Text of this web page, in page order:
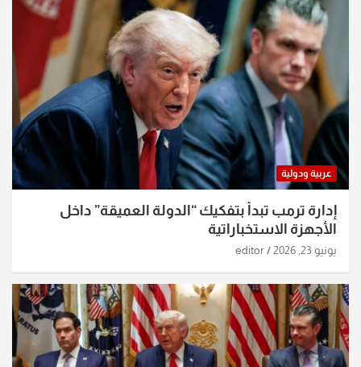
عربية ودولية
إدارة ترمب تبدأ بتفكيك “الدولة العميقة” داخل
الأجهزة الاستخباراتية
يونيو 23, 2026 editor